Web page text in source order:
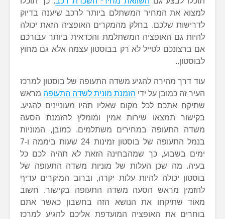
למצוא את המחיר המשתלם ביותר לרכב שיענה בדיוק
לדרישות שלכם. בחלק מהמקרים האופציה הזאת יכולה
להיות גם האופציה המשתלמת והכדאית ביותר עבורכם
אם ברצונכם לטייל לא רק בבוסטון עצמה אלא גם מחוץ
לבוסטון..
עוד דרך מהירה להגיע משדה התעופה של בוסטון למרכז
העיר זה כמובן על ידי הזמנת מונית לשדה התעופה מראש
שתיקח אתכם לכל מקום שאליו תהיו מעוניינים להגיע.
בקישור תמצאו שירות אמין ומומלץ להזמנת הסעה
משדה התעופה במחירים משתלמים. כמובן, המוניות
בנמל התעופה של בוסטון זמינות 24 שעות ביממה ו-7
ימים בשבוע, כך שמהבחינה הזאת לא תהיה לכם כל
בעיה. מה שכן העלות של מוניות משדה התעופה של
בוסטון יכולה להיות עלות יקרה, וברוב המיקרים עדיף
להזמין מראש הסעה משדה התעופה בקישור. חשוב
מאוד שתיקחו את הנושא הזה בחשבון כאשר אתם
בוחרים את האופציה המועדפת אליכם להגיע למרכז